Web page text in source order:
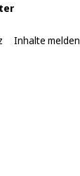
Inhalte melden